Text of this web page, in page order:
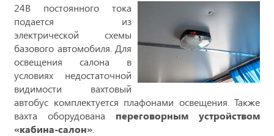
24В постоянного тока
подается из
электрической схемы
базового автомобиля. Для
освещения салона в
условиях недостаточной
видимости вахтовый
автобус комплектуется плафонами освещения. Также
вахта оборудована переговорным устройством
«кабина-салон»